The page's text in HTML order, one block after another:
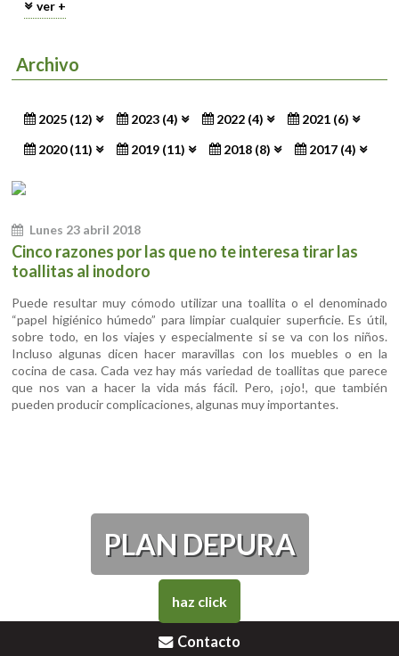
Lunes 23 abril 2018
Cinco razones por las que no te interesa tirar las
toallitas al inodoro
Puede resultar muy cómodo utilizar una toallita o el denominado
“papel higiénico húmedo” para limpiar cualquier superficie. Es útil,
sobre todo, en los viajes y especialmente si se va con los niños.
Incluso algunas dicen hacer maravillas con los muebles o en la
cocina de casa. Cada vez hay más variedad de toallitas que parece
que nos van a hacer la vida más fácil. Pero, ¡ojo!, que también
pueden producir complicaciones, algunas muy importantes.
ver +
Archivo
2025 (12) 2023 (4) 2022 (4)
2021 (6)
2020 (11)
2019 (11) 2018 (8) 2017 (4)
PLAN DEPURA
haz click
Contacto